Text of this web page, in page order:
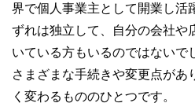
界で個人事業主として開業し活
ずれは独立して、自分の会社や
いている方もいるのではないで
さまざまな手続きや変更点があ
く変わるもののひとつです。